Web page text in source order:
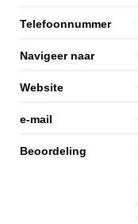
Telefoonnummer
Navigeer naar
Website
e-mail
Beoordeling